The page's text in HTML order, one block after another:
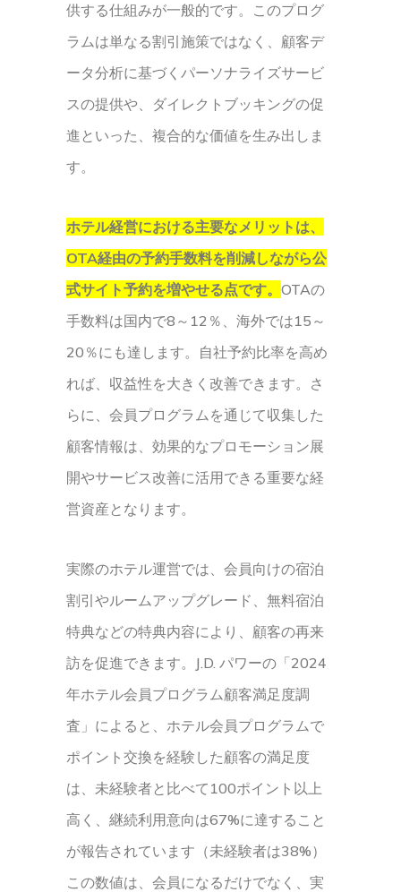
供する仕組みが一般的です。このプログ
ラムは単なる割引施策ではなく、顧客デ
ータ分析に基づくパーソナライズサービ
スの提供や、ダイレクトブッキングの促
進といった、複合的な価値を生み出しま
す。
ホテル経営における主要なメリットは、
OTA経由の予約手数料を削減しながら公
式サイト予約を増やせる点です。 OTAの
手数料は国内で8～12％、海外では15～
20％にも達します。自社予約比率を高め
れば、収益性を大きく改善できます。さ
らに、会員プログラムを通じて収集した
顧客情報は、効果的なプロモーション展
開やサービス改善に活用できる重要な経
営資産となります。
実際のホテル運営では、会員向けの宿泊
割引やルームアップグレード、無料宿泊
特典などの特典内容により、顧客の再来
訪を促進できます。J.D. パワーの「2024
年ホテル会員プログラム顧客満足度調
査」によると、ホテル会員プログラムで
ポイント交換を経験した顧客の満足度
は、未経験者と比べて100ポイント以上
高く、継続利用意向は67%に達すること
が報告されています（未経験者は38%）
この数値は、会員になるだけでなく、実